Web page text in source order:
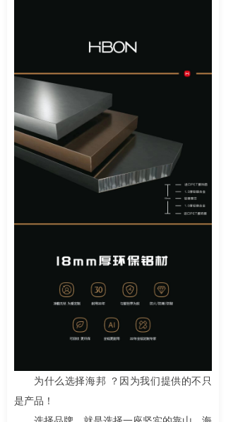
为什么选择海邦 ？因为我们提供的不只
是产品！